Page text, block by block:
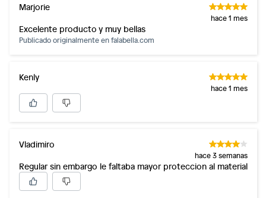
Marjorie
hace 1 mes
Excelente producto y muy bellas
Publicado originalmente enfalabella.com
Kenly
hace 1 mes
Vladimiro
hace 3 semanas
Regular sin embargo le faltaba mayor proteccion al material